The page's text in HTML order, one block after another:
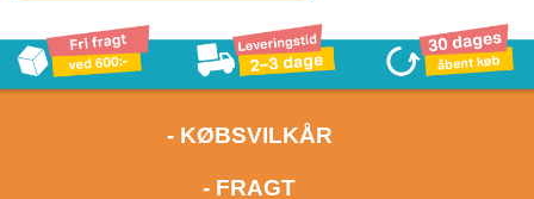
- KØBSVILKÅR
- FRAGT